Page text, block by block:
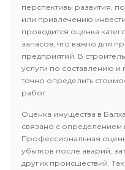
перспективы развития,
или привлечению
проводится оценка
запасов, что важно для
предприятий. В
услуги по составлению и
точно определить
работ.
Оценка имущества в
связано с определением
Профессиональная
убытков после аварий,
других происшествий.